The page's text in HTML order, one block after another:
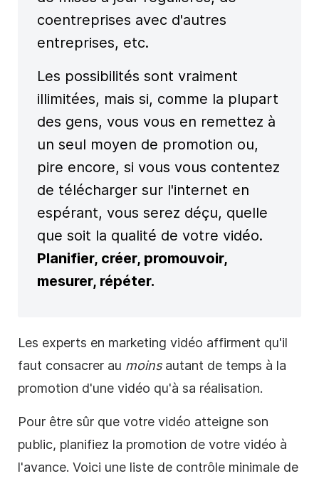
coentreprises avec d'autres
entreprises, etc.
Les possibilités sont vraiment
illimitées, mais si, comme la plupart
des gens, vous vous en remettez à
un seul moyen de promotion ou,
pire encore, si vous vous contentez
de télécharger sur l'internet en
espérant, vous serez déçu, quelle
que soit la qualité de votre vidéo.
Planifier, créer, promouvoir,
mesurer, répéter.
Les experts en marketing vidéo affirment qu'il
faut consacrer au moinsautant de temps à la
promotion d'une vidéo qu'à sa réalisation.
Pour être sûr que votre vidéo atteigne son
public, planifiez la promotion de votre vidéo à
l'avance. Voici une liste de contrôle minimale de